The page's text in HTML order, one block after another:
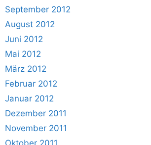
September 2012
August 2012
Juni 2012
Mai 2012
März 2012
Februar 2012
Januar 2012
Dezember 2011
November 2011
Oktober 2011